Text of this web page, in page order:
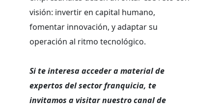
visión: invertir en capital humano,
fomentar innovación, y adaptar su
operación al ritmo tecnológico.
Si te interesa acceder a material de
expertos del sector franquicia, te
invitamos a visitar nuestro canal de